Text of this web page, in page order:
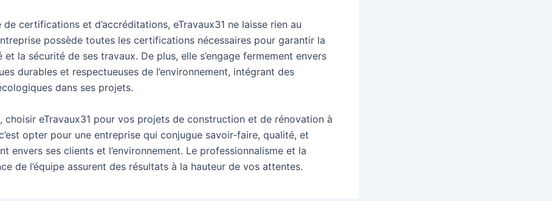
de certifications et d’accréditations, eTravaux31 ne laisse rien au
possède toutes les certifications nécessaires pour garantir la
la sécurité de ses travaux. De plus, elle s’engage fermement envers
durables et respectueuses de l’environnement, intégrant des
dans ses projets.
choisir eTravaux31 pour vos projets de construction et de rénovation à
opter pour une entreprise qui conjugue savoir-faire, qualité, et
envers ses clients et l’environnement. Le professionnalisme et la
de l’équipe assurent des résultats à la hauteur de vos attentes.